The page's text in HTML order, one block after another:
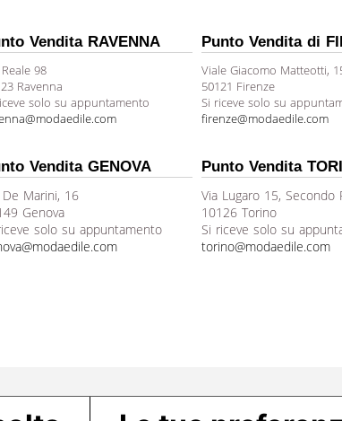
Vendita RAVENNA
98
Ravenna
solo su appuntamento
Punto Vendita di
Viale Giacomo Matteotti,
50121 Firenze
Si riceve solo su
firenze@modaedile.com
Vendita GENOVA
De Marini, 16
Genova
solo su appuntamento
Punto Vendita
Via Lugaro 15, Secondo
10126 Torino
Si riceve solo su
torino@modaedile.com